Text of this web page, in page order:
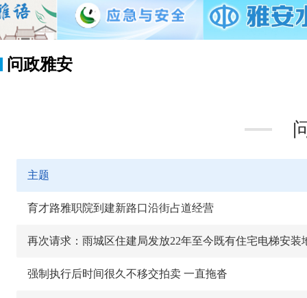
问政雅安
主题
育才路雅职院到建新路口沿街占道经营
强制执行后时间很久不移交拍卖 一直拖沓